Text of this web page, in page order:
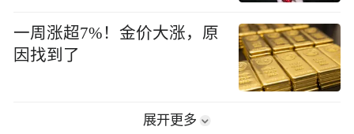
一周涨超7%！金价大涨，原
因找到了
展开更多